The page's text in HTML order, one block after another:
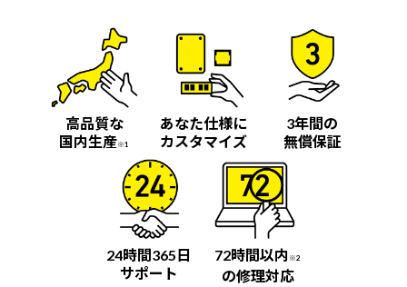
高品質な
国内生産※1
あなた仕様に
カスタマイズ
3年間の
無償保証
24時間365日
サポート
72時間以内 ※2
の修理対応